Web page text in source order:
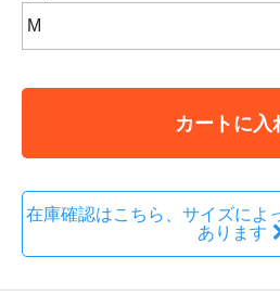
カートに入
在庫確認はこちら、サイズによ
あります